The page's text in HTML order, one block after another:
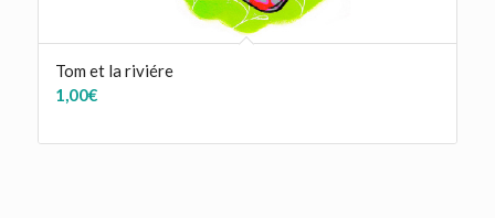
Tom et la riviére
1,00€